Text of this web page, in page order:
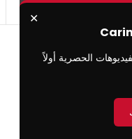
✕
الحصرية أولاً